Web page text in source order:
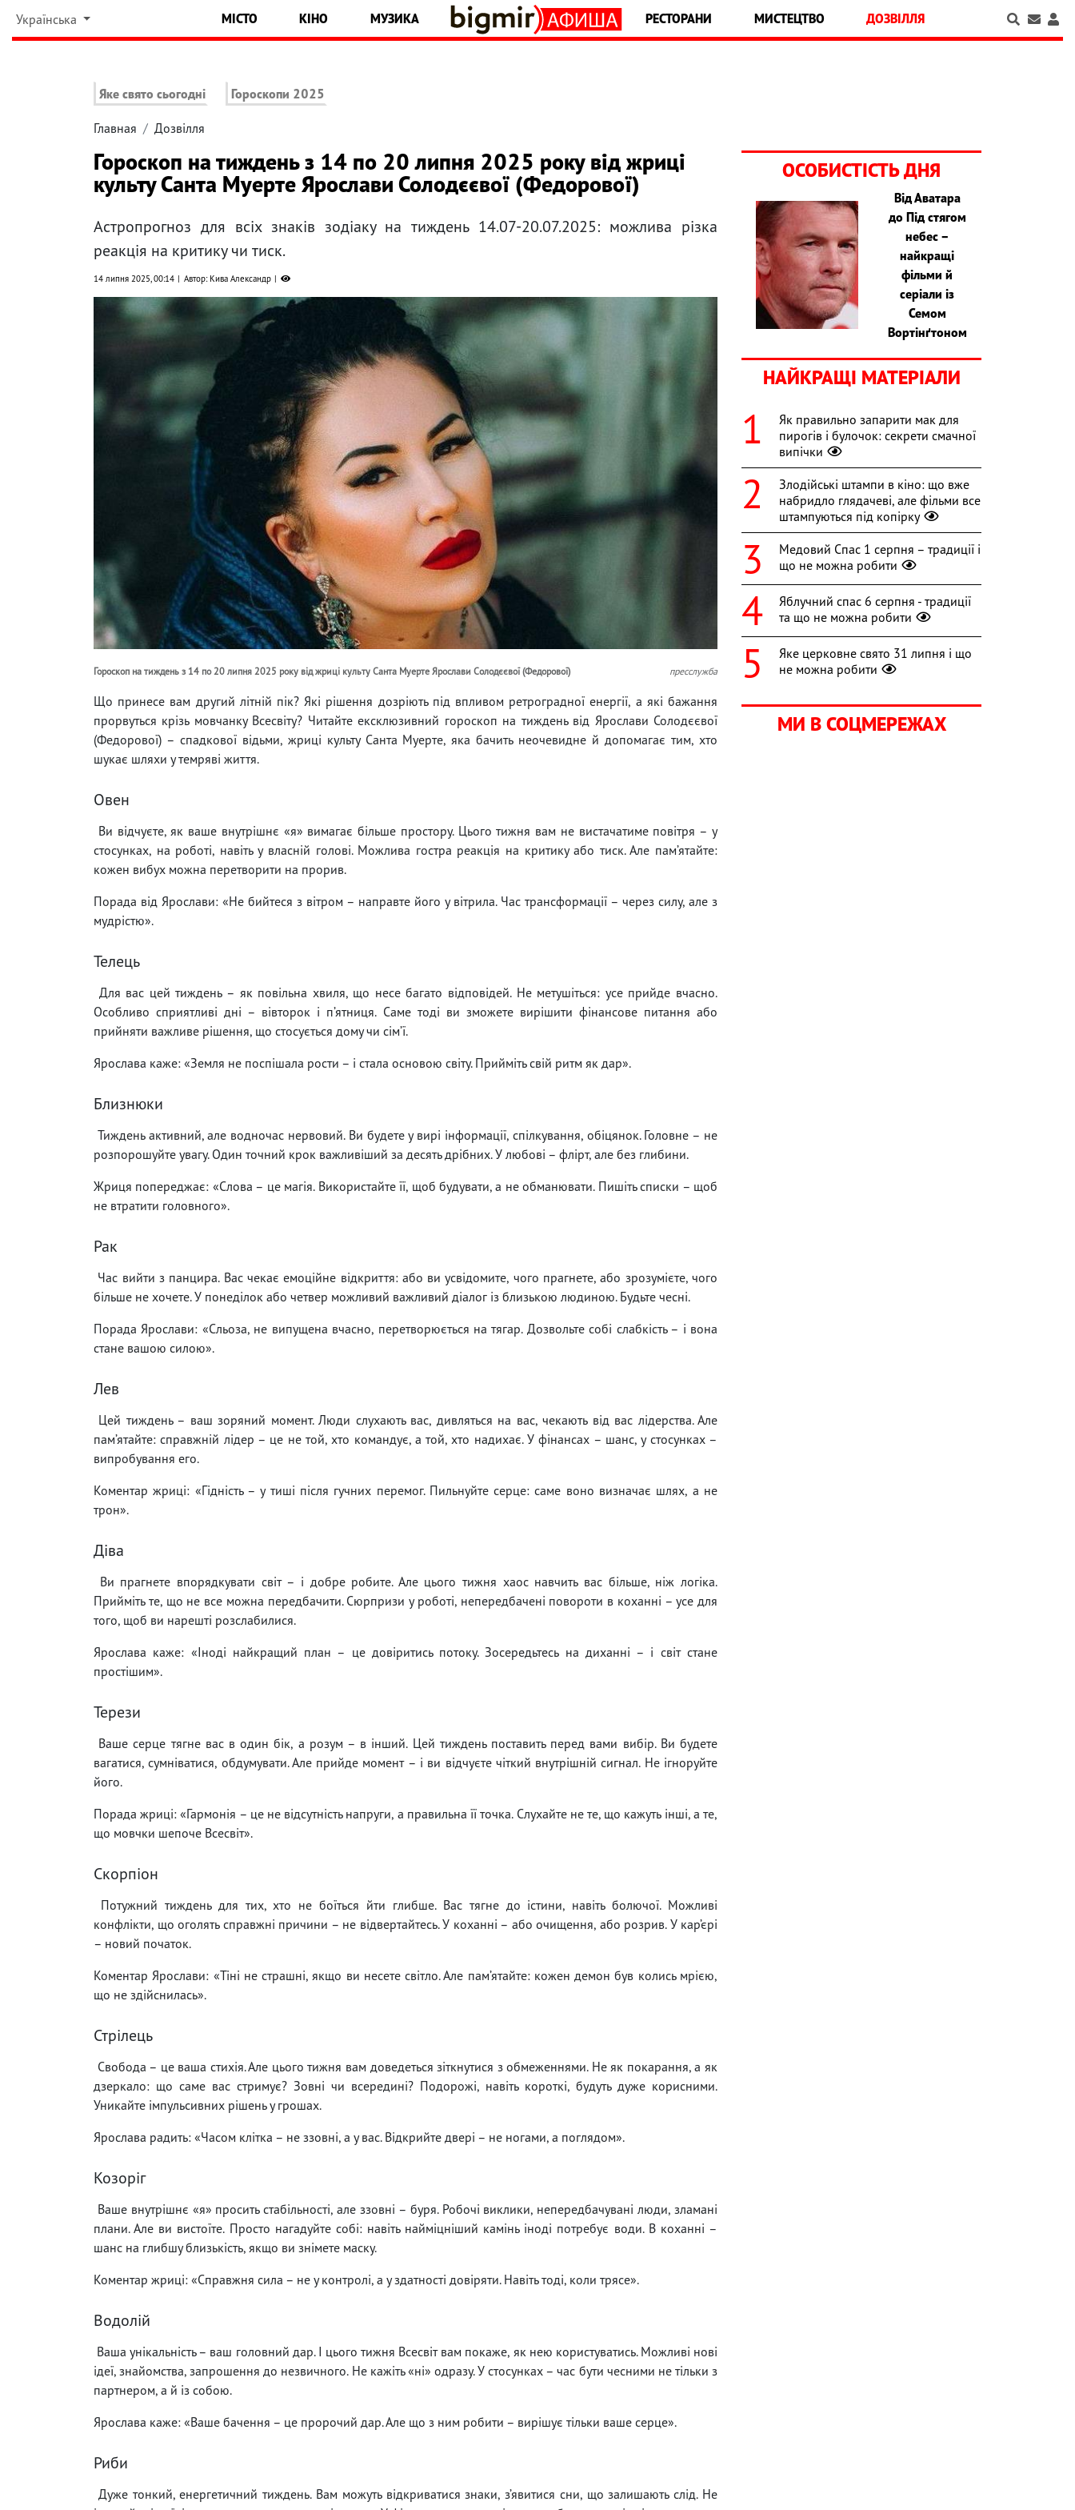
Українська МІСТО КІНО МУЗИКА РЕСТОРАНИ МИСТЕЦТВО ДОЗВІЛЛЯ
Яке свято сьогодні Гороскопи 2025
Главная Дозвілля
Гороскоп на тиждень з 14 по 20 липня 2025 року від жриці
культу Санта Муерте Ярослави Солодєєвої (Федорової)
Астропрогноз для всіх знаків зодіаку на тиждень 14.07-20.07.2025: можлива різка
реакція на критику чи тиск.
14 липня 2025, 00:14 Автор: Кива Александр
Гороскоп на тиждень з 14 по 20 липня 2025 року від жриці культу Санта Муерте Ярослави Солодєєвої (Федорової) пресслужба
Що принесе вам другий літній пік? Які рішення дозріють під впливом ретроградної енергії, а які бажання
прорвуться крізь мовчанку Всесвіту? Читайте ексклюзивний гороскоп на тиждень від Ярослави Солодєєвої
(Федорової) – спадкової відьми, жриці культу Санта Муерте, яка бачить неочевидне й допомагає тим, хто
шукає шляхи у темряві життя.
Овен
Ви відчуєте, як ваше внутрішнє «я» вимагає більше простору. Цього тижня вам не вистачатиме повітря – у
стосунках, на роботі, навіть у власній голові. Можлива гостра реакція на критику або тиск. Але пам’ятайте:
кожен вибух можна перетворити на прорив.
Порада від Ярослави: «Не бийтеся з вітром – направте його у вітрила. Час трансформації – через силу, але з
мудрістю».
Телець
Для вас цей тиждень – як повільна хвиля, що несе багато відповідей. Не метушіться: усе прийде вчасно.
Особливо сприятливі дні – вівторок і п’ятниця. Саме тоді ви зможете вирішити фінансове питання або
прийняти важливе рішення, що стосується дому чи сім’ї.
Ярослава каже: «Земля не поспішала рости – і стала основою світу. Прийміть свій ритм як дар».
Близнюки
Тиждень активний, але водночас нервовий. Ви будете у вирі інформації, спілкування, обіцянок. Головне – не
розпорошуйте увагу. Один точний крок важливіший за десять дрібних. У любові – флірт, але без глибини.
Жриця попереджає: «Слова – це магія. Використайте її, щоб будувати, а не обманювати. Пишіть списки – щоб
не втратити головного».
Рак
Час вийти з панцира. Вас чекає емоційне відкриття: або ви усвідомите, чого прагнете, або зрозумієте, чого
більше не хочете. У понеділок або четвер можливий важливий діалог із близькою людиною. Будьте чесні.
Порада Ярослави: «Сльоза, не випущена вчасно, перетворюється на тягар. Дозвольте собі слабкість – і вона
стане вашою силою».
Лев
Цей тиждень – ваш зоряний момент. Люди слухають вас, дивляться на вас, чекають від вас лідерства. Але
пам’ятайте: справжній лідер – це не той, хто командує, а той, хто надихає. У фінансах – шанс, у стосунках –
випробування его.
Коментар жриці: «Гідність – у тиші після гучних перемог. Пильнуйте серце: саме воно визначає шлях, а не
трон».
Діва
Ви прагнете впорядкувати світ – і добре робите. Але цього тижня хаос навчить вас більше, ніж логіка.
Прийміть те, що не все можна передбачити. Сюрпризи у роботі, непередбачені повороти в коханні – усе для
того, щоб ви нарешті розслабилися.
Ярослава каже: «Іноді найкращий план – це довіритись потоку. Зосередьтесь на диханні – і світ стане
простішим».
Терези
Ваше серце тягне вас в один бік, а розум – в інший. Цей тиждень поставить перед вами вибір. Ви будете
вагатися, сумніватися, обдумувати. Але прийде момент – і ви відчуєте чіткий внутрішній сигнал. Не ігноруйте
його.
Порада жриці: «Гармонія – це не відсутність напруги, а правильна її точка. Слухайте не те, що кажуть інші, а те,
що мовчки шепоче Всесвіт».
Скорпіон
Потужний тиждень для тих, хто не боїться йти глибше. Вас тягне до істини, навіть болючої. Можливі
конфлікти, що оголять справжні причини – не відвертайтесь. У коханні – або очищення, або розрив. У кар’єрі
– новий початок.
Коментар Ярослави: «Тіні не страшні, якщо ви несете світло. Але пам’ятайте: кожен демон був колись мрією,
що не здійснилась».
Стрілець
Свобода – це ваша стихія. Але цього тижня вам доведеться зіткнутися з обмеженнями. Не як покарання, а як
дзеркало: що саме вас стримує? Зовні чи всередині? Подорожі, навіть короткі, будуть дуже корисними.
Уникайте імпульсивних рішень у грошах.
Ярослава радить: «Часом клітка – не ззовні, а у вас. Відкрийте двері – не ногами, а поглядом».
Козоріг
Ваше внутрішнє «я» просить стабільності, але ззовні – буря. Робочі виклики, непередбачувані люди, зламані
плани. Але ви вистоїте. Просто нагадуйте собі: навіть найміцніший камінь іноді потребує води. В коханні –
шанс на глибшу близькість, якщо ви знімете маску.
Коментар жриці: «Справжня сила – не у контролі, а у здатності довіряти. Навіть тоді, коли трясе».
Водолій
Ваша унікальність – ваш головний дар. І цього тижня Всесвіт вам покаже, як нею користуватись. Можливі нові
ідеї, знайомства, запрошення до незвичного. Не кажіть «ні» одразу. У стосунках – час бути чесними не тільки з
партнером, а й із собою.
Ярослава каже: «Ваше бачення – це пророчий дар. Але що з ним робити – вирішує тільки ваше серце».
Риби
Дуже тонкий, енергетичний тиждень. Вам можуть відкриватися знаки, з’явитися сни, що залишають слід. Не
ОСОБИСТІСТЬ ДНЯ
Від Аватара
до Під стягом
небес –
найкращі
фільми й
серіали із
Семом
Вортінґтоном
НАЙКРАЩІ МАТЕРІАЛИ
Як правильно запарити мак для
пирогів і булочок: секрети смачної
випічки
Злодійські штампи в кіно: що вже
набридло глядачеві, але фільми все
штампуються під копірку
Медовий Спас 1 серпня – традиції і
що не можна робити
Яблучний спас 6 серпня - традиції
та що не можна робити
Яке церковне свято 31 липня і що
не можна робити
МИ В СОЦМЕРЕЖАХ